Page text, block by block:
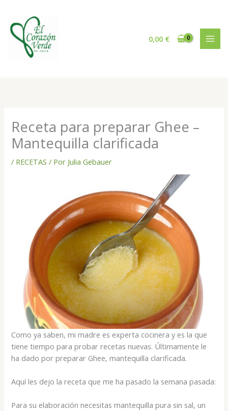
contenido
0,00 €
Receta para preparar Ghee –
Mantequilla clarificada
/ RECETAS / Por Julia Gebauer
Como ya saben, mi madre es experta cocinera y es la que
tiene tiempo para probar recetas nuevas. Últimamente le
ha dado por preparar Ghee, mantequilla clarificada.
Aquí les dejo la receta que me ha pasado la semana pasada:
Para su elaboración necesitas mantequilla pura sin sal, un